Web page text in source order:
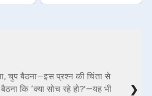
चुप बैठना—इस प्रश्न की चिंता से
कि ‘क्या सोच रहे हो?’—यह भी
❯